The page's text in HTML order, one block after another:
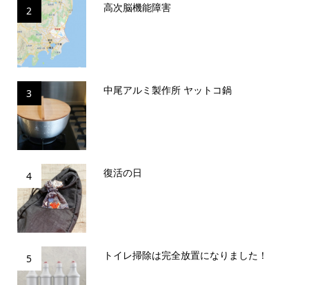
2 高次脳機能障害
3 中尾アルミ製作所 ヤットコ鍋
4 復活の日
5 トイレ掃除は完全放置になりました！